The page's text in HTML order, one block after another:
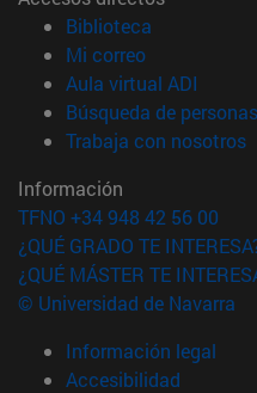
Biblioteca
Mi correo(abre en
Aula virtual ADI
Búsqueda de personas
Trabaja con nosotros
Información
TFNO +34 948 42 56 00
¿QUÉ GRADO TE
¿QUÉ MÁSTER TE
© Universidad de Navarra
Información legal
Accesibilidad